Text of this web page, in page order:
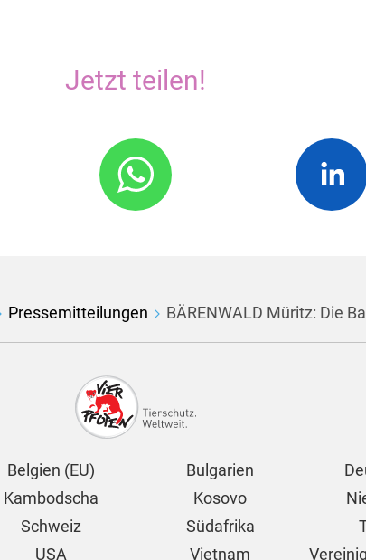
Jetzt teilen!
Pressemitteilungen BÄRENWALD Müritz: Die
Belgien (EU) Bulgarien
Kambodscha Kosovo
Schweiz Südafrika
USA Vietnam